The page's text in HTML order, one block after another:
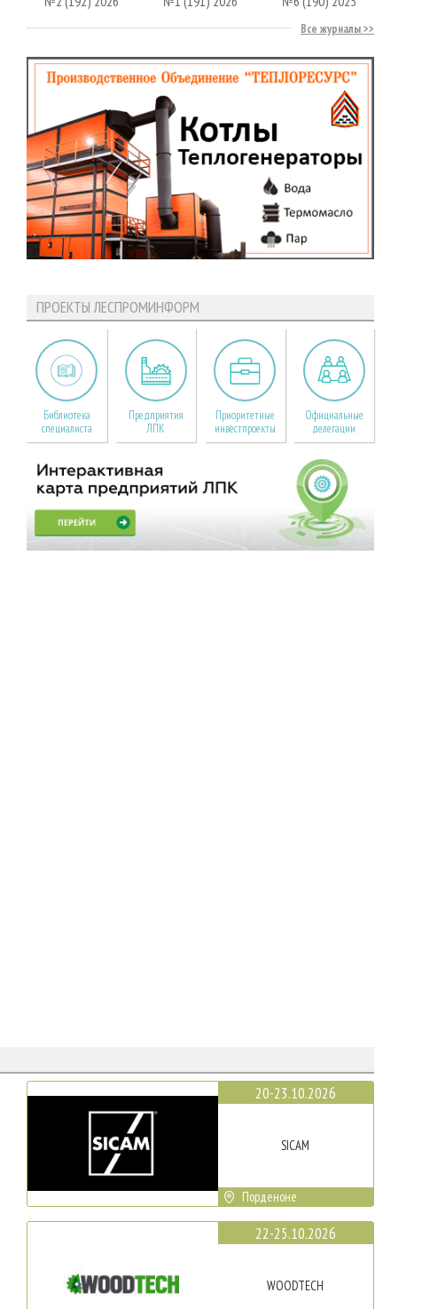
Все журналы
ПРОЕКТЫ ЛЕСПРОМИНФОРМ
Библиотека
специалиста
Предприятия
ЛПК
Приоритетные
инвестпроекты
Официальные
делегации
20-23.10.2026
SICAM
Порденоне
22-25.10.2026
WOODTECH